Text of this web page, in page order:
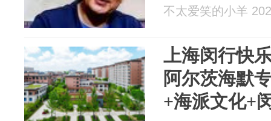
不太爱笑的小羊
上海闵行快
阿尔茨海默
+海派文化+